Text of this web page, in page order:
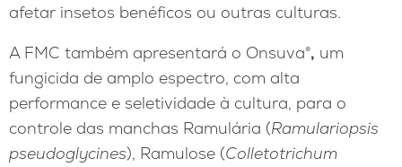
afetar insetos benéficos ou outras culturas.
A FMC também apresentará o Onsuva®, um
fungicida de amplo espectro, com alta
performance e seletividade à cultura, para o
controle das manchas Ramulária (Ramulariopsis
pseudoglycines), Ramulose (Colletotrichum